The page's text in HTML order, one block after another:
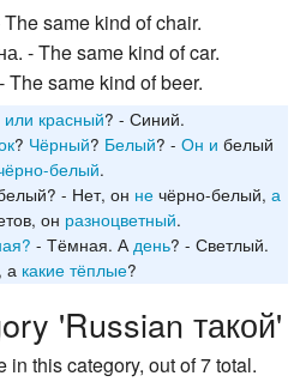
same kind of chair.
- The same kind of car.
The same kind of beer.
или красный? - Синий.
? Чёрный? Белый? -Он и белый
белый.
- Нет, он не чёрно-белый,а
он разноцветный.
- Тёмная. Адень? - Светлый.
, а какие тёплые?
'Russian такой'
this category, out of 7 total.